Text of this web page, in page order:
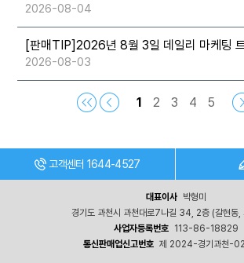
2026-08-04
[판매TIP]2026년 8월 3일 데일리 마케팅
2026-08-03
1 2 3 4 5
켓
고객센터 1644-4527
대표이사
박형미
경기도 과천시 과천대로7나길 34, 2층 (갈현동,
사업자등록번호
113-86-18829
통신판매업신고번호 제 2024-경기과천-